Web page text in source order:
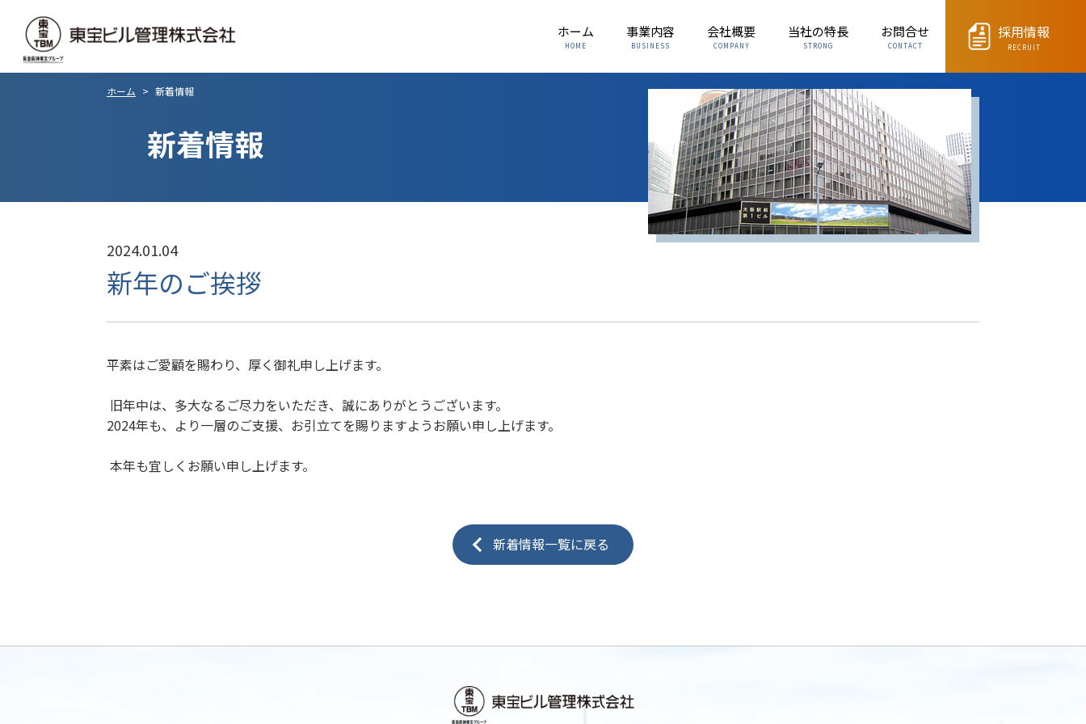
ホーム
HOME
事業内容
BUSINESS
会社概要
COMPANY
当社の特長
STRONG
お問合せ
CONTACT
採用情報
RECRUIT
ホーム > 新着情報
新着情報
新年のご挨拶
2024.01.04
平素はご愛顧を賜わり、厚く御礼申し上げます。
旧年中は、多大なるご尽力をいただき、誠にありがとうございます。
2024年も、より一層のご支援、お引立てを賜りますようお願い申し上げます。
本年も宜しくお願い申し上げます。
新着情報一覧に戻る